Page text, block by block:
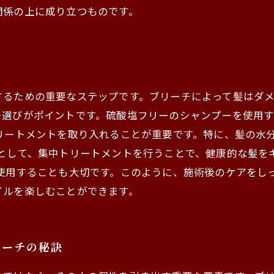
の上に成り立つものです。
ための重要なステップです。ブリーチによって髪はダ
びがポイントです。硫酸塩フリーのシャンプーを使用
トメントを取り入れることが重要です。特に、髪の
て、集中トリートメントを行うことで、健康的な髪
することも大切です。このように、施術後のケアを
を楽しむことができます。
チの秘訣